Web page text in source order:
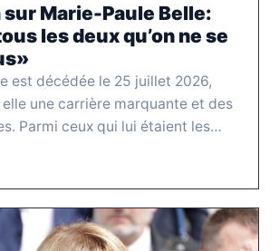
sur Marie-Paule Belle:
les deux qu’on ne se
est décédée le 25 juillet 2026,
une carrière marquante et des
Parmi ceux qui lui étaient les…